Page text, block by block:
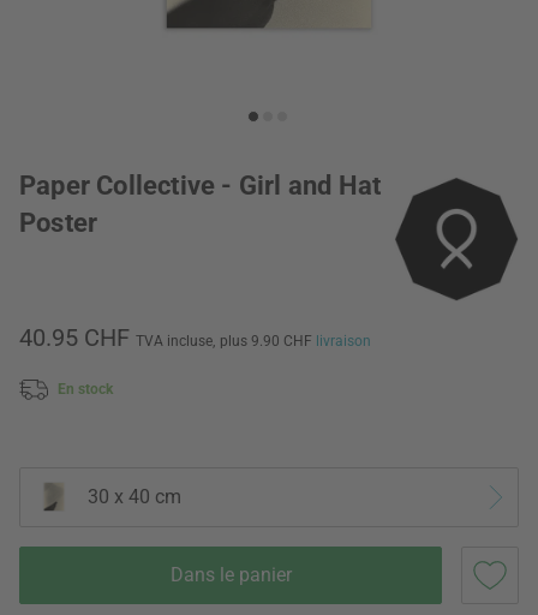
Paper Collective - Girl and Hat
Poster
40.95 CHF TVA incluse, plus 9.90 CHF livraison
En stock
30 x 40 cm
Dans le panier